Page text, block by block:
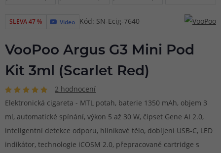
SLEVA 47 % Video Kód: SN-Ecig-7640
VooPoo Argus G3 Mini Pod
Kit 3ml (Scarlet Red)
2 hodnocení
Elektronická cigareta - MTL potah, baterie 1350 mAh, objem 3
ml, automatické spínání, výkon 5 až 30 W, čipset Gene AI 2.0,
inteligentní detekce odporu, hliníkové tělo, dobíjení USB-C, LED
indikátor, technologie iCOSM 2.0, přepracované cartridge s